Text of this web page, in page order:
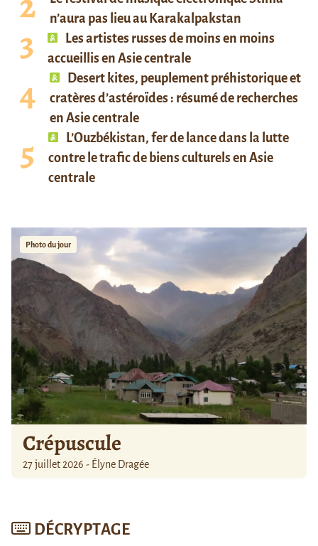
n’aura pas lieu au Karakalpakstan
Les artistes russes de moins en moins
accueillis en Asie centrale
Desert kites, peuplement préhistorique et
cratères d’astéroïdes : résumé de recherches
en Asie centrale
L’Ouzbékistan, fer de lance dans la lutte
contre le trafic de biens culturels en Asie
centrale
Photo du jour
Crépuscule
27 juillet 2026 - Élyne Dragée
DÉCRYPTAGE